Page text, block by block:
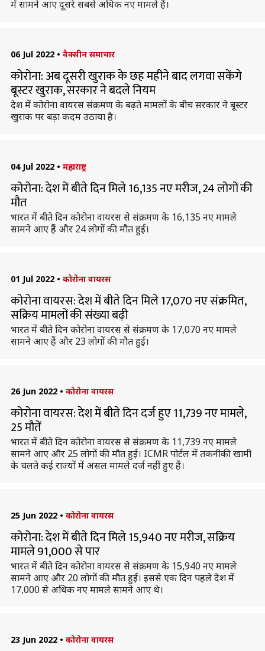
में सामने आए दूसरे सबसे अधिक नए मामले हैं।
06 Jul 2022 • वैक्सीन समाचार
कोरोना: अब दूसरी खुराक के छह महीने बाद लगवा सकेंगे
बूस्टर खुराक, सरकार ने बदले नियम
देश में कोरोना वायरस संक्रमण के बढ़ते मामलों के बीच सरकार ने बूस्टर
खुराक पर बड़ा कदम उठाया है।
04 Jul 2022 • महाराष्ट्र
कोरोना: देश में बीते दिन मिले 16,135 नए मरीज, 24 लोगों की
मौत
भारत में बीते दिन कोरोना वायरस से संक्रमण के 16,135 नए मामले
सामने आए हैं और 24 लोगों की मौत हुई।
01 Jul 2022 • कोरोना वायरस
कोरोना वायरस: देश में बीते दिन मिले 17,070 नए संक्रमित,
सक्रिय मामलों की संख्या बढ़ी
भारत में बीते दिन कोरोना वायरस से संक्रमण के 17,070 नए मामले
सामने आए हैं और 23 लोगों की मौत हुई।
26 Jun 2022 • कोरोना वायरस
कोरोना वायरस: देश में बीते दिन दर्ज हुए 11,739 नए मामले,
25 मौतें
भारत में बीते दिन कोरोना वायरस से संक्रमण के 11,739 नए मामले
सामने आए और 25 लोगों की मौत हुई। ICMR पोर्टल में तकनीकी खामी
के चलते कई राज्यों में असल मामले दर्ज नहीं हुए हैं।
25 Jun 2022 • कोरोना वायरस
कोरोना: देश में बीते दिन मिले 15,940 नए मरीज, सक्रिय
मामले 91,000 से पार
भारत में बीते दिन कोरोना वायरस से संक्रमण के 15,940 नए मामले
सामने आए और 20 लोगों की मौत हुई। इससे एक दिन पहले देश में
17,000 से अधिक नए मामले सामने आए थे।
23 Jun 2022 • कोरोना वायरस